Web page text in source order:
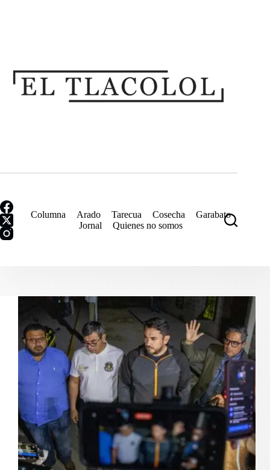
Columna Arado Tarecua Cosecha
Garabato
Jornal
Quienes no somos